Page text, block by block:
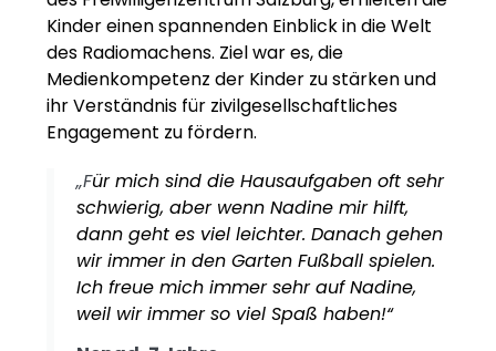
Kinder einen spannenden Einblick in die Welt
des Radiomachens. Ziel war es, die
Medienkompetenz der Kinder zu stärken und
ihr Verständnis für zivilgesellschaftliches
Engagement zu fördern.
„Für mich sind die Hausaufgaben oft sehr
schwierig, aber wenn Nadine mir hilft,
dann geht es viel leichter. Danach gehen
wir immer in den Garten Fußball spielen.
Ich freue mich immer sehr auf Nadine,
weil wir immer so viel Spaß haben!“